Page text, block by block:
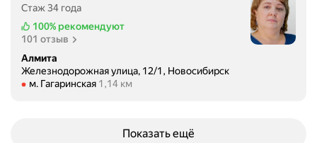
Стаж 34 года
100% рекомендуют
101 отзыв
Алмита
Железнодорожная улица, 12/1, Новосибирск
Метро м. Гагаринская Расстояние 1,14 км
м. Гагаринская 1,14 км
Показать ещё